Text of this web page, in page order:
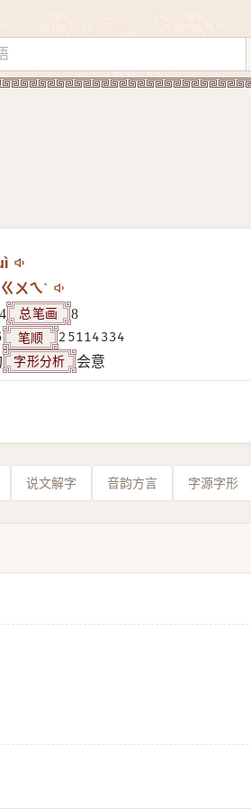
ㄍㄨㄟˋ
4
总笔画
8
笔顺
25114334
字形分析 会意
说文解字 音韵方言 字源字形